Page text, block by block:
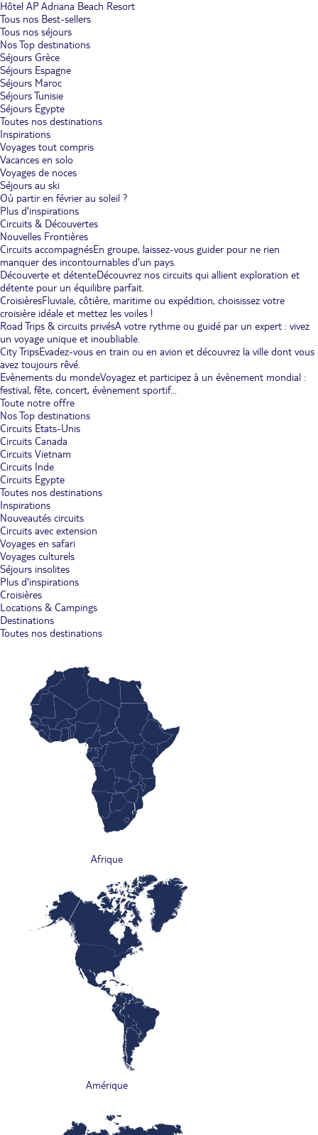
Hôtel AP Adriana Beach Resort
Tous nos Best-sellers
Tous nos séjours
Nos Top destinations
Séjours Grèce
Séjours Espagne
Séjours Maroc
Séjours Tunisie
Séjours Egypte
Toutes nos destinations
Inspirations
Voyages tout compris
Vacances en solo
Voyages de noces
Séjours au ski
Où partir en février au soleil ?
Plus d'inspirations
Circuits & Découvertes
Nouvelles Frontières
Circuits accompagnésEn groupe, laissez-vous guider pour ne rien
manquer des incontournables d'un pays.
Découverte et détenteDécouvrez nos circuits qui allient exploration et
détente pour un équilibre parfait.
CroisièresFluviale, côtière, maritime ou expédition, choisissez votre
croisière idéale et mettez les voiles !
Road Trips & circuits privésA votre rythme ou guidé par un expert : vivez
un voyage unique et inoubliable.
City TripsEvadez-vous en train ou en avion et découvrez la ville dont vous
avez toujours rêvé.
Evènements du mondeVoyagez et participez à un évènement mondial :
festival, fête, concert, évènement sportif...
Toute notre offre
Nos Top destinations
Circuits Etats-Unis
Circuits Canada
Circuits Vietnam
Circuits Inde
Circuits Egypte
Toutes nos destinations
Inspirations
Nouveautés circuits
Circuits avec extension
Voyages en safari
Voyages culturels
Séjours insolites
Plus d'inspirations
Croisières
Locations & Campings
Destinations
Toutes nos destinations
Afrique
Amérique